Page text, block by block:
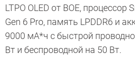
LTPO OLED от BOE, процессор
Gen 6 Pro, память LPDDR6 и
9000 мА*ч с быстрой
Вт и беспроводной на 50 Вт.